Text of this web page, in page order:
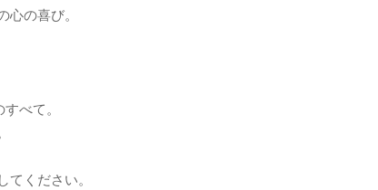
の喜び。
べて。
ください。